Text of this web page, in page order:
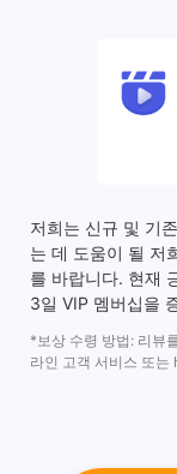
저희는 신규 및 기
는 데 도움이 될 저
를 바랍니다. 현재
3일 VIP 멤버십을
*보상 수령 방법: 리뷰
라인 고객 서비스 또는